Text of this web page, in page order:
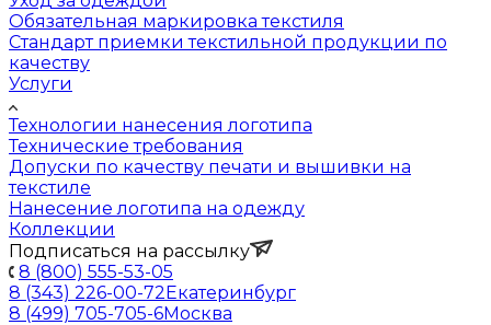
Обязательная маркировка текстиля
Стандарт приемки текстильной продукции по
качеству
Услуги
Технологии нанесения логотипа
Технические требования
Допуски по качеству печати и вышивки на
текстиле
Нанесение логотипа на одежду
Коллекции
Подписаться на рассылку
8 (800) 555-53-05
8 (343) 226-00-72Екатеринбург
8 (499) 705-705-6Москва